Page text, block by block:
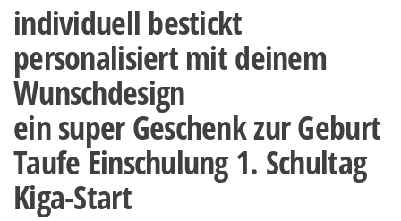
individuell bestickt
personalisiert mit deinem
Wunschdesign
ein super Geschenk zur Geburt
Taufe Einschulung 1. Schultag
Kiga-Start